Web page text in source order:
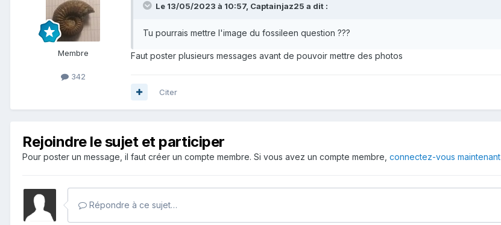
Membre
342
Le 13/05/2023 à 10:57, Captainjaz25 a dit :
Tu pourrais mettre l'image du fossileen question ???
Faut poster plusieurs messages avant de pouvoir mettre des photos
Citer
Rejoindre le sujet et participer
Pour poster un message, il faut créer un compte membre. Si vous avez un compte membre, connectez-vous maintenant
Répondre à ce sujet…